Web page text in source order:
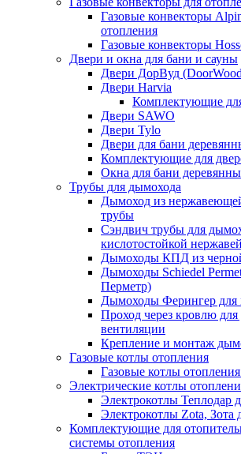
Газовые конвекторы
отопления
Газовые конвекторы
Двери и окна для бани и сауны
Двери ДорВуд
Двери Harvia
Комплектующие
Двери SAWO
Двери Tylo
Двери для бани
Комплектующие для
Окна для бани
Трубы для дымохода
Дымоход из
трубы
Сэндвич трубы для
кислотостойкой
Дымоходы КПД из
Дымоходы Schiedel
Перметр)
Дымоходы Ферингер для
Проход через кровлю
вентиляции
Крепление и монтаж
Газовые котлы отопления
Газовые котлы
Электрические котлы
Электрокотлы Теплодар
Электрокотлы Zota, Зота
Комплектующие для
системы отопления